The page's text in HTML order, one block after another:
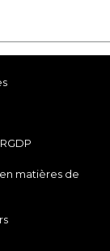
matières de